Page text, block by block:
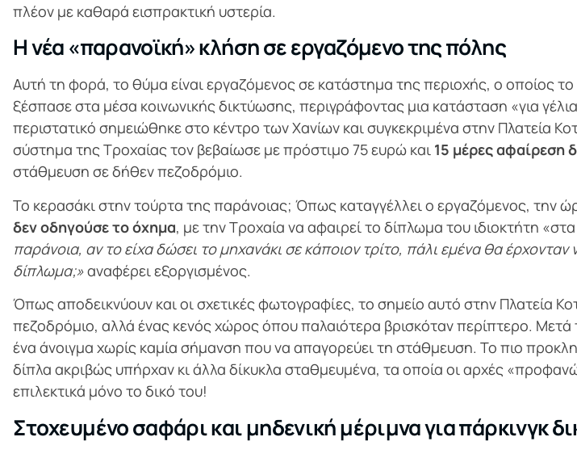
πλέον με καθαρά εισπρακτική υστερία.
Η νέα «παρανοϊκή» κλήση σε εργαζόμενο της πόλης
Αυτή τη φορά, το θύμα είναι εργαζόμενος σε κατάστημα της περιοχής, ο οποίος
ξέσπασε στα μέσα κοινωνικής δικτύωσης, περιγράφοντας μια κατάσταση «για
περιστατικό σημειώθηκε στο κέντρο των Χανίων και συγκεκριμένα στην Πλατεία
σύστημα της Τροχαίας τον βεβαίωσε με πρόστιμο 75 ευρώ και 15 μέρες αφαίρεση
στάθμευση σε δήθεν πεζοδρόμιο.
Το κερασάκι στην τούρτα της παράνοιας; Όπως καταγγέλλει ο εργαζόμενος, την
δεν οδηγούσε το όχημα, με την Τροχαία να αφαιρεί το δίπλωμα του ιδιοκτήτη
παράνοια, αν το είχα δώσει το μηχανάκι σε κάποιον τρίτο, πάλι εμένα θα
δίπλωμα;»αναφέρει εξοργισμένος.
Όπως αποδεικνύουν και οι σχετικές φωτογραφίες, το σημείο αυτό στην Πλατεία
πεζοδρόμιο, αλλά ένας κενός χώρος όπου παλαιότερα βρισκόταν περίπτερο.
ένα άνοιγμα χωρίς καμία σήμανση που να απαγορεύει τη στάθμευση. Το πιο
δίπλα ακριβώς υπήρχαν κι άλλα δίκυκλα σταθμευμένα, τα οποία οι αρχές
επιλεκτικά μόνο το δικό του!
Στοχευμένο σαφάρι και μηδενική μέριμνα για πάρκινγκ